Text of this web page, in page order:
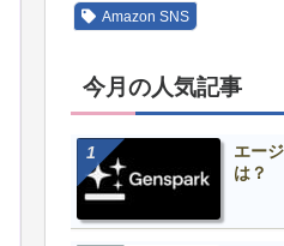
Amazon SNS
今月の人気記事
エー
は？